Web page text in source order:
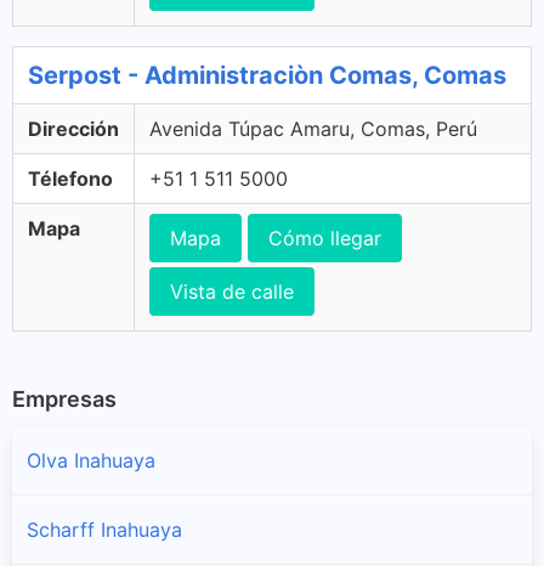
Serpost - Administraciòn Comas, Comas
Dirección Avenida Túpac Amaru, Comas, Perú
Télefono +51 1 511 5000
Mapa Mapa Cómo llegar
Vista de calle
Empresas
Olva Inahuaya
Scharff Inahuaya